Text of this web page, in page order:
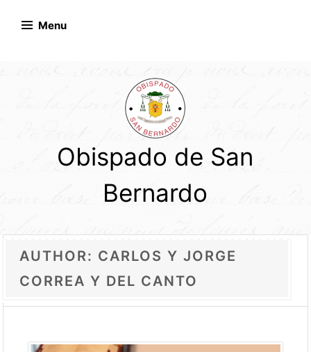
Menu
Obispado de San
Bernardo
AUTHOR: CARLOS Y JORGE
CORREA Y DEL CANTO